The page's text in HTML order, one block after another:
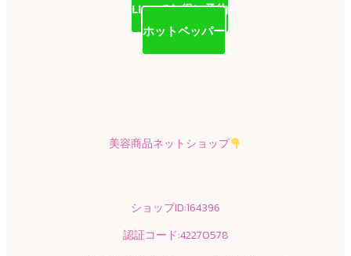
LINEでお得に予約
ホットペッパー
美容商品ネットショップ
ショップID:164396
認証コード:42270578